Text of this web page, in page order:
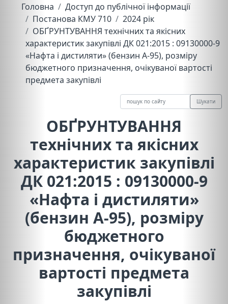
Головна
Доступ до публічної інформації
Постанова КМУ 710
2024 рік
ОБҐРУНТУВАННЯ технічних та якісних
характеристик закупівлі ДК 021:2015 : 09130000-9
«Нафта і дистиляти» (бензин А-95), розміру
бюджетного призначення, очікуваної вартості
предмета закупівлі
Шукати
ОБҐРУНТУВАННЯ
технічних та якісних
характеристик закупівлі
ДК 021:2015 : 09130000-9
«Нафта і дистиляти»
(бензин А-95), розміру
бюджетного
призначення, очікуваної
вартості предмета
закупівлі